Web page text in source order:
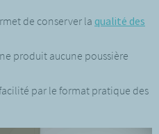
de conserver la qualité des
produit aucune poussière
par le format pratique des